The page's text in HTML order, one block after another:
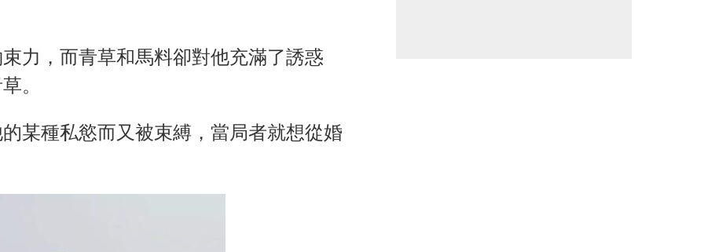
力，而青草和馬料卻對他充滿了誘惑
。
某種私慾而又被束縛，當局者就想從婚